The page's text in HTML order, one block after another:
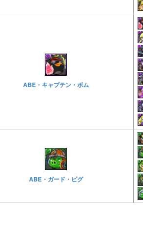
ABE・キャプテン・ボム
ABE・ガード・ピグ